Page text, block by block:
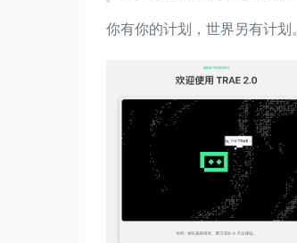
你有你的计划，世界另有计